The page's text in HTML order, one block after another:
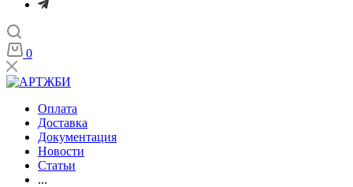
0
Оплата
Доставка
Документация
Новости
Статьи
...